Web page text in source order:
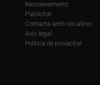
Reconeixements
Publicitat
Contacta amb nosaltres
Avís legal
Política de privacitat